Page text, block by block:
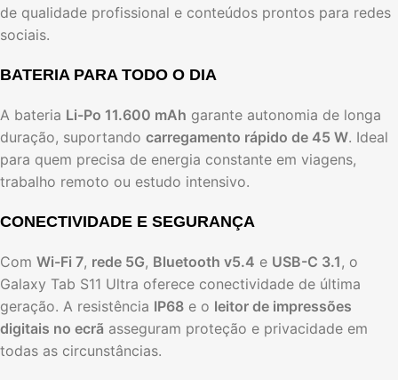
de qualidade profissional e conteúdos prontos para redes
sociais.
BATERIA PARA TODO O DIA
A bateria Li-Po 11.600 mAh garante autonomia de longa
duração, suportando carregamento rápido de 45 W. Ideal
para quem precisa de energia constante em viagens,
trabalho remoto ou estudo intensivo.
CONECTIVIDADE E SEGURANÇA
Com Wi-Fi 7, rede 5G, Bluetooth v5.4 e USB-C 3.1 , o
Galaxy Tab S11 Ultra oferece conectividade de última
geração. A resistência IP68 e o leitor de impressões
digitais no ecrã asseguram proteção e privacidade em
todas as circunstâncias.